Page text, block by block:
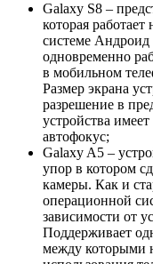
Galaxy S8 –
которая
системе
одновременно
в мобильном
Размер экрана
разрешение в
устройства
автофокус;
Galaxy A5 –
упор в котором
камеры. Как и
операционной
зависимости от
Поддерживает
между которыми